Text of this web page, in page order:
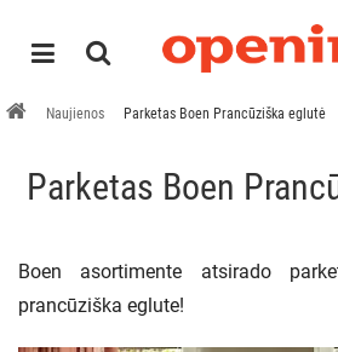
Naujienos Parketas Boen Prancūziška eglutė
Parketas Boen
Boen asortimente atsirado
prancūziška eglute!